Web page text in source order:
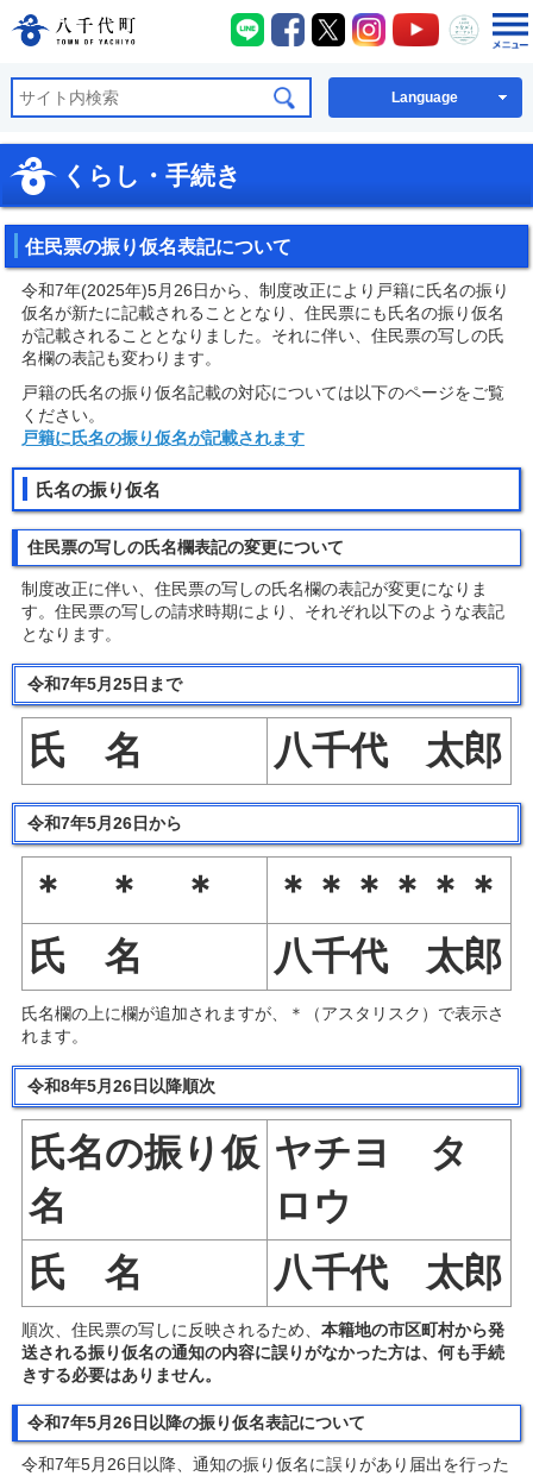
八千代町公式ホームページ
八千代町LINE
八千代町Facebook
八千代町X八千代町Instagram
八千代町
八千
Language
くらし・手続き
住民票の振り仮名表記について
令和7年(2025年)5月26日から、制度改正により戸籍に氏名の振り
仮名が新たに記載されることとなり、住民票にも氏名の振り仮名
が記載されることとなりました。それに伴い、住民票の写しの氏
名欄の表記も変わります。
戸籍の氏名の振り仮名記載の対応については以下のページをご覧
ください。
戸籍に氏名の振り仮名が記載されます
氏名の振り仮名
住民票の写しの氏名欄表記の変更について
制度改正に伴い、住民票の写しの氏名欄の表記が変更になりま
す。住民票の写しの請求時期により、それぞれ以下のような表記
となります。
令和7年5月25日まで
氏 名 八千代 太郎
令和7年5月26日から
＊ ＊ ＊
＊＊＊＊＊＊
氏 名
八千代 太郎
氏名欄の上に欄が追加されますが、＊（アスタリスク）で表示さ
れます。
令和8年5月26日以降順次
氏名の振り仮
名
ヤチヨ タ
ロウ
氏 名
八千代 太郎
順次、住民票の写しに反映されるため、 本籍地の市区町村から発
送される振り仮名の通知の内容に誤りがなかった方は、何も手続
きする必要はありません。
令和7年5月26日以降の振り仮名表記について
令和7年5月26日以降、通知の振り仮名に誤りがあり届出を行った